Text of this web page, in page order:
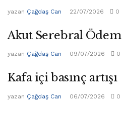
yazan Çağdaş Can 22/07/2026 0
Akut Serebral
yazan Çağdaş Can 09/07/2026 0
Kafa içi basınç artışı
yazan Çağdaş Can 06/07/2026 0